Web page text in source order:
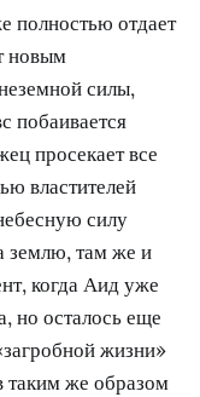
полностью отдает
новым
силы,
побаивается
просекает все
властителей
силу
землю, там же и
когда Аид уже
но осталось еще
жизни»
таким же образом